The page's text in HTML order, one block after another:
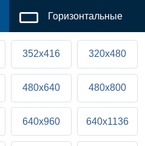
Горизонтальные
352x416 320x480
480x640 480x800
640x960 640x1136